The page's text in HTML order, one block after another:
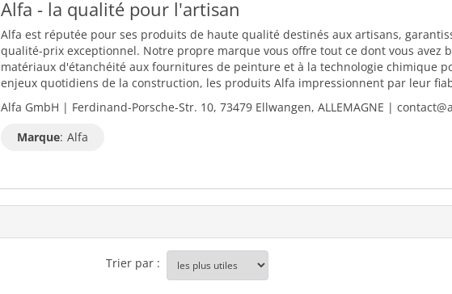
Alfa - la qualité pour l'artisan
Alfa est réputée pour ses produits de haute qualité destinés aux artisans,
qualité-prix exceptionnel. Notre propre marque vous offre tout ce dont vous avez
matériaux d'étanchéité aux fournitures de peinture et à la technologie chimique
enjeux quotidiens de la construction, les produits Alfa impressionnent par leur
Alfa GmbH | Ferdinand-Porsche-Str. 10, 73479 Ellwangen, ALLEMAGNE |
Marque: Alfa
Trier par :